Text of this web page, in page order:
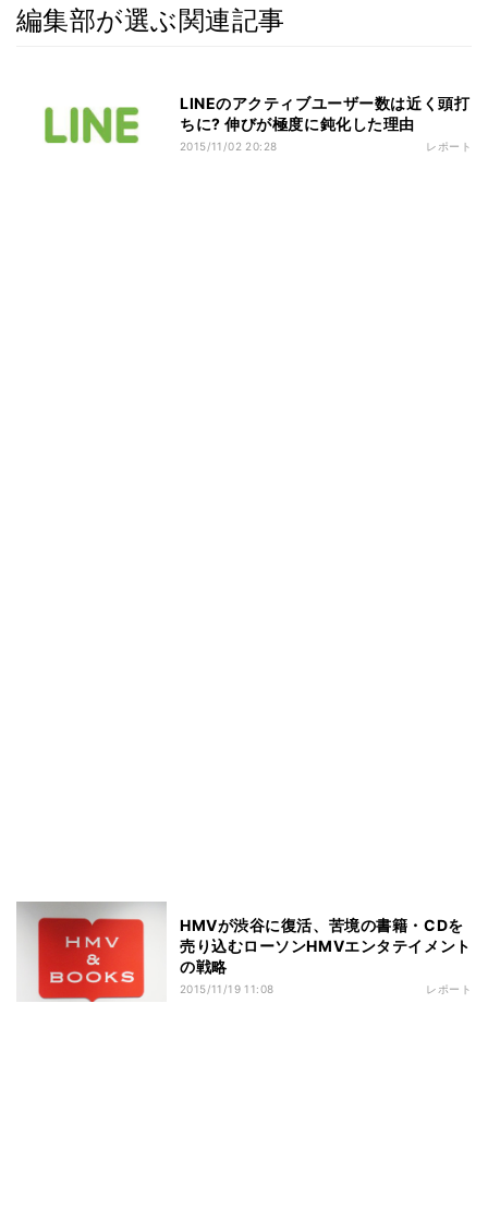
編集部が選ぶ関連記事
LINEのアクティブユーザー数は近く頭打
ちに? 伸びが極度に鈍化した理由
2015/11/02 20:28 レポート
HMVが渋谷に復活、苦境の書籍・CDを
売り込むローソンHMVエンタテイメント
の戦略
2015/11/19 11:08 レポート